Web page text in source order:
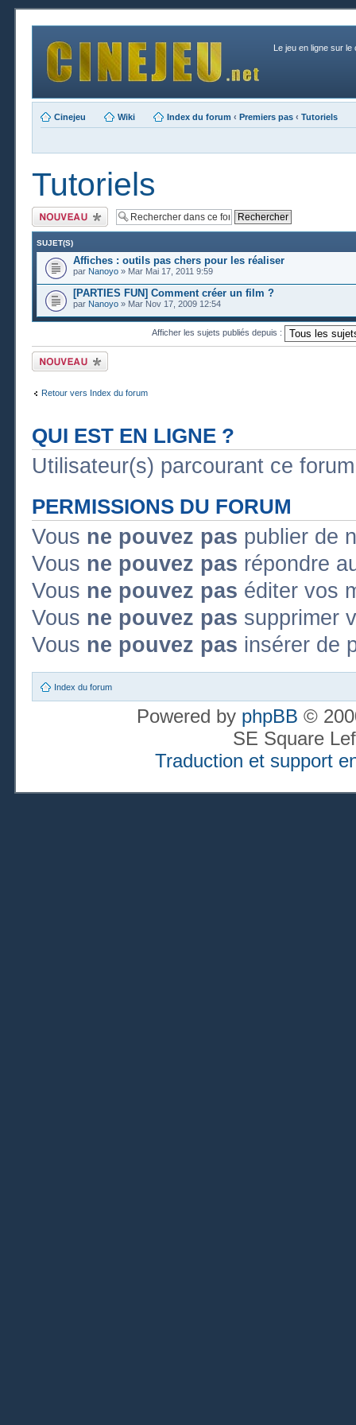
Le jeu en ligne sur le
Cinejeu Wiki Index du forum ‹ Premiers pas ‹ Tutoriels
Tutoriels
Publier un nouveau
sujet
SUJET(S)
Affiches : outils pas chers pour les réaliser
par Nanoyo » Mar Mai 17, 2011 9:59
[PARTIES FUN] Comment créer un film ?
par Nanoyo » Mar Nov 17, 2009 12:54
Afficher les sujets publiés depuis :
Publier un nouveau
sujet
Retour vers Index du forum
QUI EST EN LIGNE ?
Utilisateur(s) parcourant ce
PERMISSIONS DU FORUM
Vous ne pouvez pas publier de
Vous ne pouvez pas répondre
Vous ne pouvez pas éditer vos
Vous ne pouvez pas supprimer
Vous ne pouvez pas insérer de
Index du forum
Powered by phpBB ©
SE Square
Traduction et support